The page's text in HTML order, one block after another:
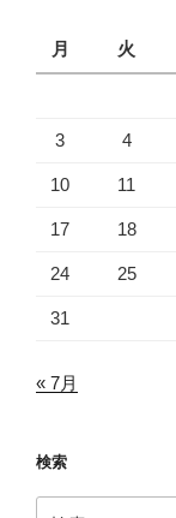
月
火
3 4
10 11
17 18
24 25
31
« 7月
検索